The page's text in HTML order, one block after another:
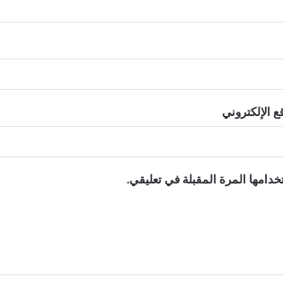
الإلكتروني
المرة المقبلة في تعليقي.